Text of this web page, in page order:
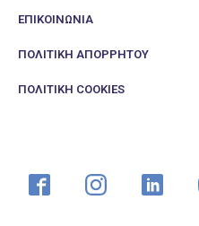
ΕΠΙΚΟΙΝΩΝΊΑ
ΠΟΛΙΤΙΚΉ ΑΠΟΡΡΉΤΟΥ
ΠΟΛΙΤΙΚΉ COOKIES